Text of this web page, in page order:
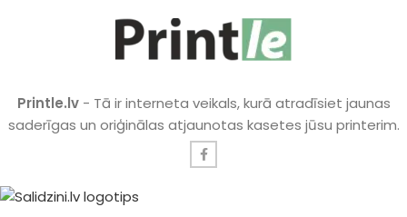
Printle.lv - Tā ir interneta veikals, kurā atradīsiet jaunas
saderīgas un oriģinālas atjaunotas kasetes jūsu printerim.